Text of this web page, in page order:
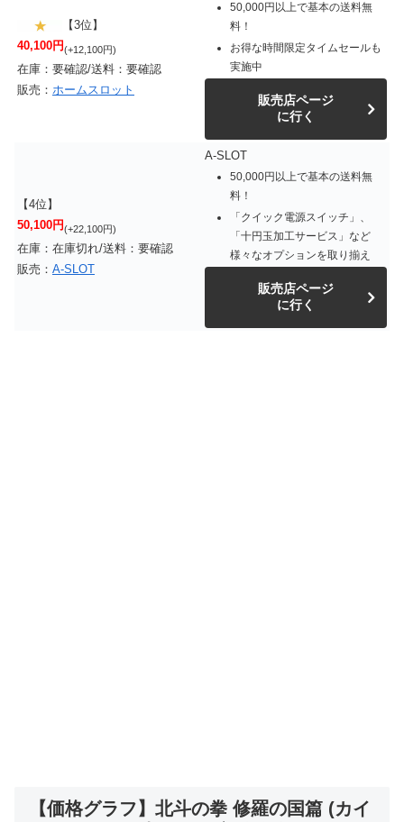
【3位】
40,100円(+12,100円)
在庫：要確認/送料：要確認
販売： ホームスロット
50,000円以上で基本の送料無
料！
お得な時間限定タイムセールも
実施中
販売店ページ
に行く
【4位】
50,100円(+22,100円)
在庫：在庫切れ/送料：要確認
販売： A-SLOT
A-SLOT
50,000円以上で基本の送料無
料！
「クイック電源スイッチ」、
「十円玉加工サービス」など
様々なオプションを取り揃え
販売店ページ
に行く
【価格グラフ】北斗の拳 修羅の国篇 (カイ